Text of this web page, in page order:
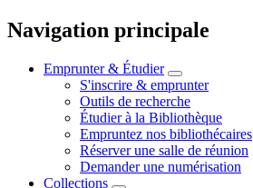
Navigation principale
Emprunter & Étudier
S'inscrire & emprunter
Outils de recherche
Étudier à la Bibliothèque
Empruntez nos bibliothécaires
Réserver une salle de réunion
Demander une numérisation
Collections